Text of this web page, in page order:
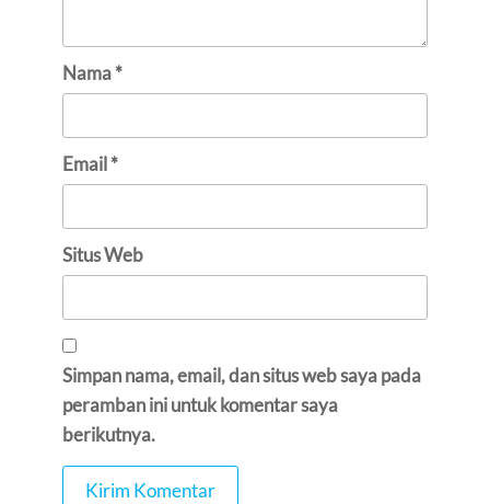
Nama*
Email*
Situs Web
Simpan nama, email, dan situs web saya pada
peramban ini untuk komentar saya
berikutnya.